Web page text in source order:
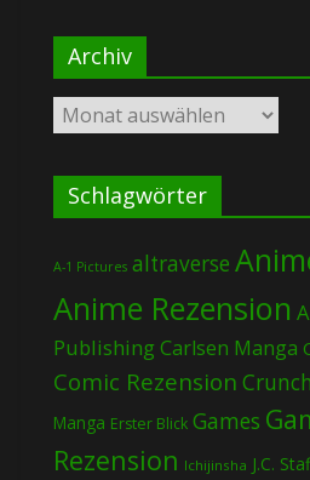
Archiv
Archiv
Schlagwörter
A-1 Pictures altraverse
Anime Rezension
PublishingCarlsen Manga
Comic Rezension
Manga Erster Blick Games
Rezension Ichijinsha J.C.